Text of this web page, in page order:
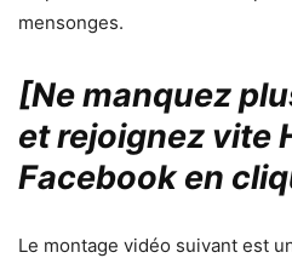
mensonges.
[Ne manquez
et rejoignez vite
Facebook en
Le montage vidéo suivant est